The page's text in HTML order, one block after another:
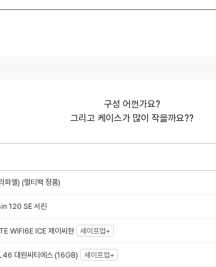
구성 어껀가요?
그리고 케이스가 많이 작을까요??
엘) (멀티팩 정품)
120 SE 서린
WIFI6E ICE 제이씨현 세이프업+
대원씨티에스 (16GB) 세이프업+